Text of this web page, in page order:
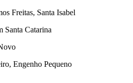
Freitas, Santa Isabel
Santa Catarina
Engenho Pequeno